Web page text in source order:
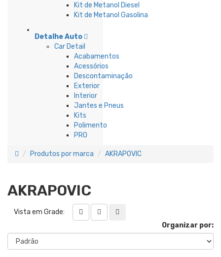
Kit de Metanol Diesel
Kit de Metanol Gasolina
Detalhe Auto
Car Detail
Acabamentos
Acessórios
Descontaminação
Exterior
Interior
Jantes e Pneus
Kits
Polimento
PRO
Produtos por marca AKRAPOVIC
AKRAPOVIC
Vista em Grade:
Organizar por: